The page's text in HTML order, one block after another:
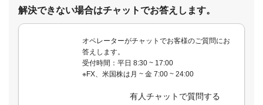
解決できない場合はチャットでお答えします。
オペレーターがチャットでお客様のご質問にお
答えします。
受付時間：平日 8:30 ~ 17:00
※FX、米国株は月 ~ 金 7:00 ~ 24:00
有人チャットで質問する